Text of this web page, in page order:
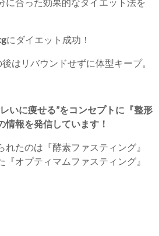
にダイエット成功！
後はリバウンドせずに体型キープ。
いに痩せる”をコンセプトに『整形
報を発信しています！
たのは『酵素ファスティング』
『オプティマムファスティング』